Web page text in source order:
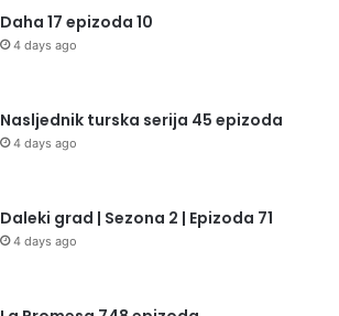
Daha 17 epizoda 10
4 days ago
Nasljednik turska serija 45 epizoda
4 days ago
Daleki grad | Sezona 2 | Epizoda 71
4 days ago